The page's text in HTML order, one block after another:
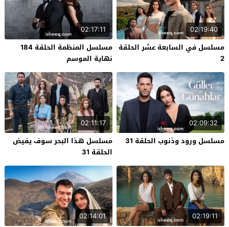
02:19:40
مسلسل في السابعة عشر الحلقة
2
02:17:11
مسلسل المنظمة الحلقة 184
نهاية الموسم
02:09:32
مسلسل ورود وذنوب الحلقة 31
02:11:17
مسلسل هذا البحر سوف يفيض
الحلقة 31
02:19:11
02:14:01